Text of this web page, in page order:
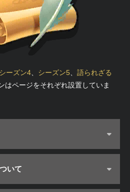
シーズン4 シーズン5
語られざる
はページをそれぞれ設置していま
いて